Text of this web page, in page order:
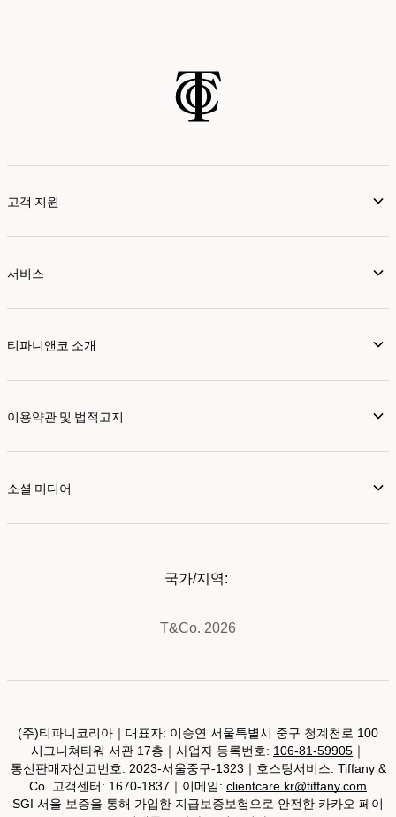
고객 지원
서비스
티파니앤코 소개
이용약관 및 법적고지
소셜 미디어
T&Co. 2026
국가/지역:
(주)티파니코리아｜대표자: 이승연 서울특별시 중구 청계천로 100
시그니쳐타워 서관 17층｜사업자 등록번호: 106-81-59905 ｜
통신판매자신고번호: 2023-서울중구-1323｜호스팅서비스: Tiffany &
Co. 고객센터: 1670-1837｜이메일: clientcare.kr@tiffany.com
SGI 서울 보증을 통해 가입한 지급보증보험으로 안전한 카카오 페이